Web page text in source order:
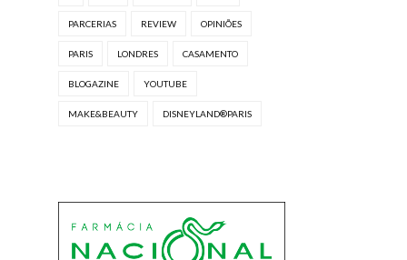
PARCERIAS REVIEW OPINIÕES
PARIS LONDRES CASAMENTO
BLOGAZINE YOUTUBE
MAKE&BEAUTY DISNEYLAND®PARIS